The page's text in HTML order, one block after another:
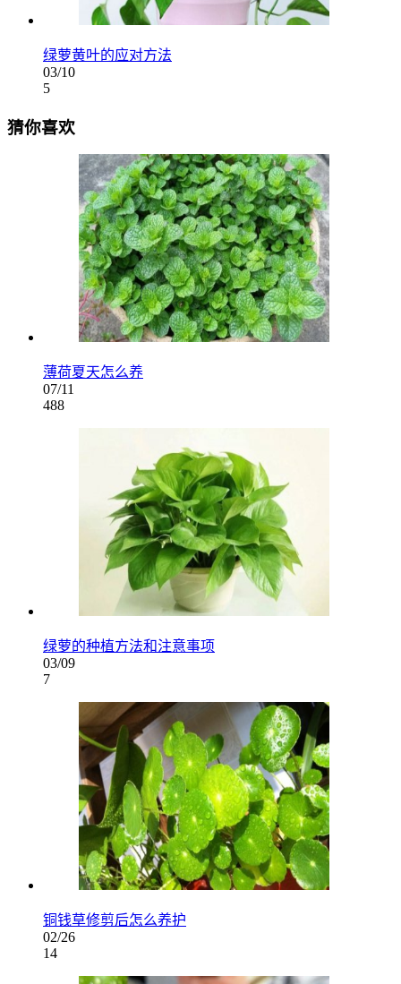
绿萝黄叶的应对方法
03/10
5
猜你喜欢
薄荷夏天怎么养
07/11
488
绿萝的种植方法和注意事项
03/09
7
铜钱草修剪后怎么养护
02/26
14